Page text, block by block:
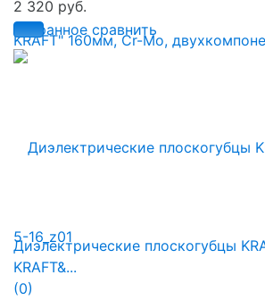
избранное сравнить
2 320 руб.
Диэлектрические плоскогубцы
KRAFT&...
(0)